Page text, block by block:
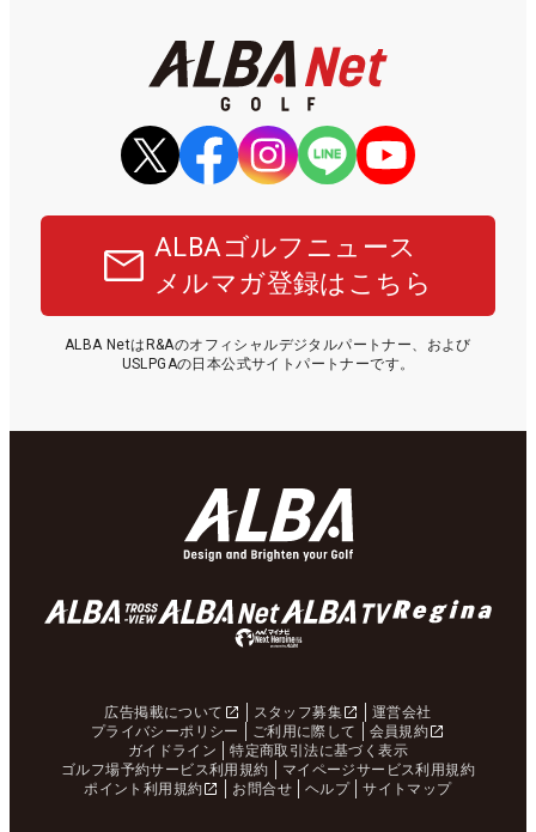
ALBAゴルフニュース
メルマガ登録はこちら
ALBA NetはR&Aのオフィシャルデジタルパートナー、および
USLPGAの日本公式サイトパートナーです。
広告掲載について スタッフ募集
運営会社
プライバシーポリシー
ご利用に際して
会員規約
ガイドライン
特定商取引法に基づく表示
ゴルフ場予約サービス利用規約
マイページサービス利用規約
ポイント利用規約
お問合せ ヘルプ サイトマップ